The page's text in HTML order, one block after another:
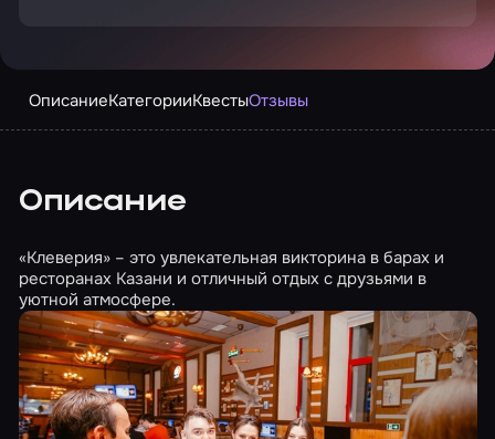
ОписаниеКатегорииКвестыОтзывы
Описание
«Клеверия» – это увлекательная викторина в барах и
ресторанах Казани и отличный отдых с друзьями в
уютной атмосфере.